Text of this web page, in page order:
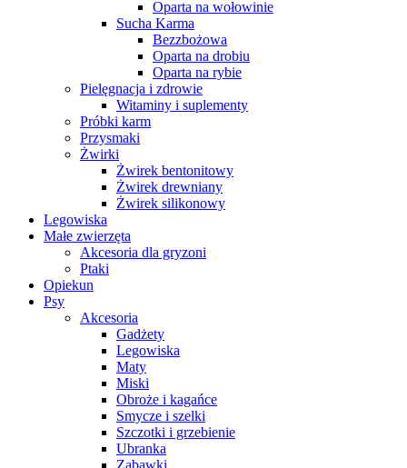
Oparta na wołowinie
Sucha Karma
Bezzbożowa
Oparta na drobiu
Oparta na rybie
Pielęgnacja i zdrowie
Witaminy i suplementy
Próbki karm
Przysmaki
Żwirki
Żwirek bentonitowy
Żwirek drewniany
Żwirek silikonowy
Legowiska
Małe zwierzęta
Akcesoria dla gryzoni
Ptaki
Opiekun
Psy
Akcesoria
Gadżety
Legowiska
Maty
Miski
Obroże i kagańce
Smycze i szelki
Szczotki i grzebienie
Ubranka